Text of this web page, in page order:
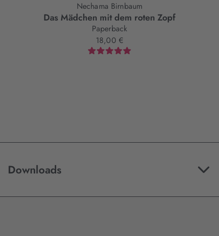
Nechama Birnbaum
Das Mädchen mit dem roten Zopf
Paperback
18,00 €
Downloads